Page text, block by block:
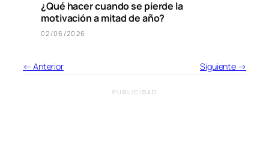
¿Qué hacer cuando se pierde la
motivación a mitad de año?
02/06/2026
← Anterior Siguiente →
PUBLICIDAD